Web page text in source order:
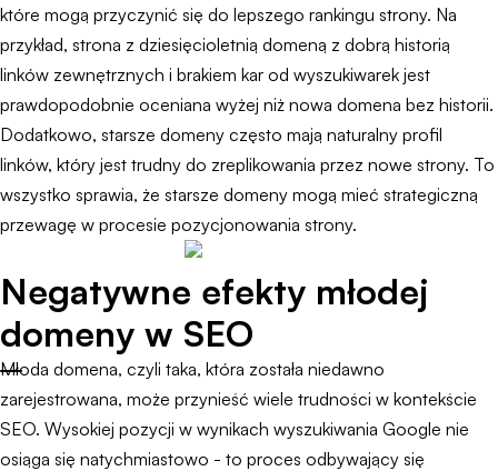
które mogą przyczynić się do lepszego rankingu strony. Na
przykład, strona z dziesięcioletnią domeną z dobrą historią
linków zewnętrznych i brakiem kar od wyszukiwarek jest
prawdopodobnie oceniana wyżej niż nowa domena bez historii.
Dodatkowo, starsze domeny często mają naturalny profil
linków, który jest trudny do zreplikowania przez nowe strony. To
wszystko sprawia, że starsze domeny mogą mieć strategiczną
przewagę w procesie pozycjonowania strony.
Negatywne efekty młodej
domeny w SEO
Młoda domena, czyli taka, która została niedawno
zarejestrowana, może przynieść wiele trudności w kontekście
SEO. Wysokiej pozycji w wynikach wyszukiwania Google nie
osiąga się natychmiastowo - to proces odbywający się